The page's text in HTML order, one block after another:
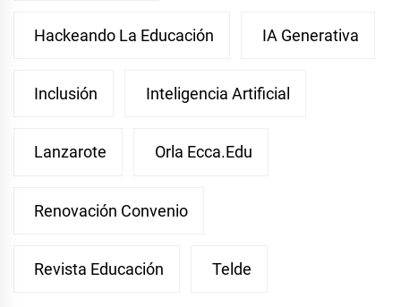
Hackeando La Educación IA Generativa
Inclusión Inteligencia Artificial
Lanzarote Orla Ecca.edu
Renovación Convenio
Revista Educación Telde